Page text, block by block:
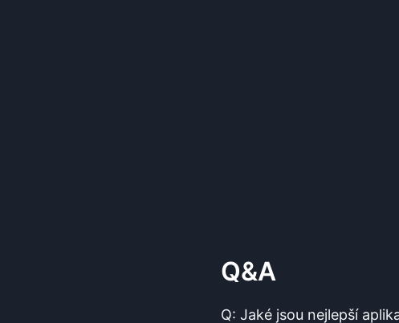
Q&A
Q: Jaké jsou‍ nejlepší